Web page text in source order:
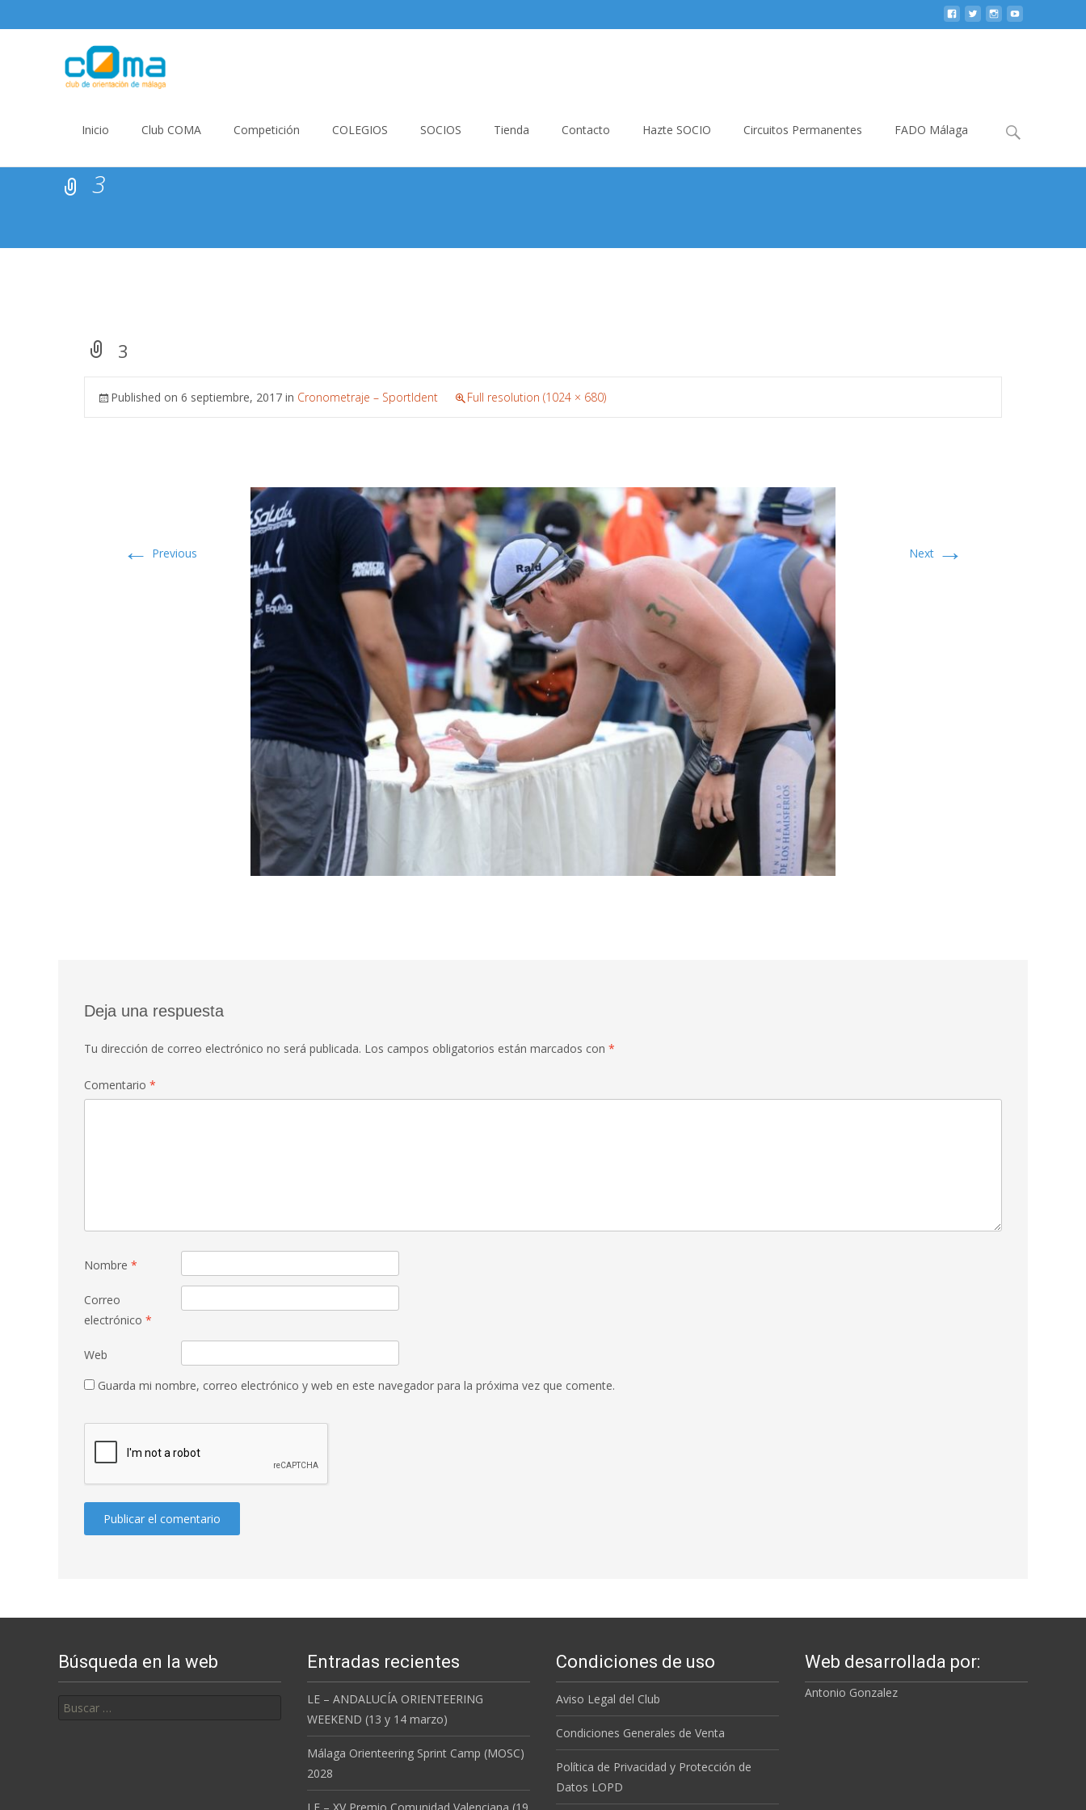
Inicio Club COMA Competición COLEGIOS SOCIOS Tienda Contacto Hazte SOCIO Circuitos Permanentes FADO Málaga Buscar:
3
3
Published on 6 septiembre, 2017 in Cronometraje – SportIdent Full resolution (1024 × 680)
← Previous Next →
Deja una respuesta
Tu dirección de correo electrónico no será publicada. Los campos obligatorios están marcados con *
Comentario *
Nombre *
Correo
electrónico *
Web
Guarda mi nombre, correo electrónico y web en este navegador para la próxima vez que comente.
Búsqueda en la web Entradas recientes
LE – ANDALUCÍA ORIENTEERING
WEEKEND (13 y 14 marzo)
Málaga Orienteering Sprint Camp (MOSC)
2028
Condiciones de uso
Aviso Legal del Club
Condiciones Generales de Venta
Política de Privacidad y Protección de
Datos LOPD
Web desarrollada por:
Antonio Gonzalez